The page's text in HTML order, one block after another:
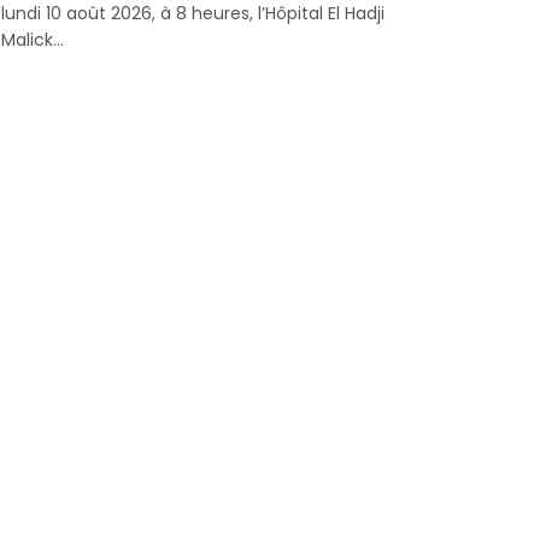
lundi 10 août 2026, à 8 heures, l’Hôpital El Hadji
Malick...